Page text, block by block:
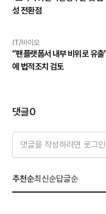
성 전환점
IT/바이오
“팬플랫폼서 내부 비위로 유
에 법적조치 검토
댓글0
댓글을 작성하려면 로그
추천순최신순답글순